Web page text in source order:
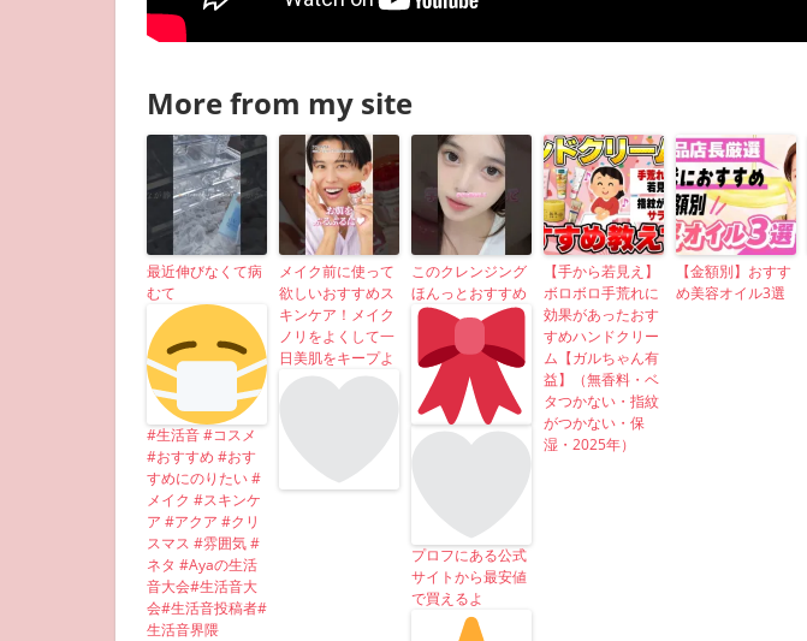
More from my site
最近伸びなくて病
むて
#生活音 #コスメ
#おすすめ #おす
すめにのりたい #
メイク #スキンケ
ア #アクア #クリ
スマス #雰囲気 #
ネタ #Ayaの生活
音大会#生活音大
会#生活音投稿者#
生活音界隈
メイク前に使って
欲しいおすすめス
キンケア！メイク
ノリをよくして一
日美肌をキープよ
このクレンジング
ほんっとおすすめ
プロフにある公式
サイトから最安値
で買えるよ
【手から若見え】
ボロボロ手荒れに
効果があったおす
すめハンドクリー
ム【ガルちゃん有
益】（無香料・ベ
タつかない・指紋
がつかない・保
湿・2025年）
【金額別】おすす
め美容オイル3選